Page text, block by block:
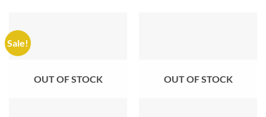
Sale!
OUT OF STOCK OUT OF STOCK